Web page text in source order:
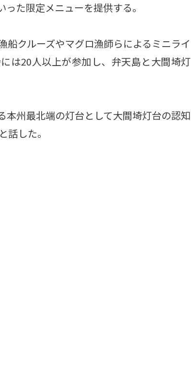
た限定メニューを提供する。
クルーズやマグロ漁師らによるミニライ
は20人以上が参加し、弁天島と大間埼灯
州最北端の灯台として大間埼灯台の認知
話した。